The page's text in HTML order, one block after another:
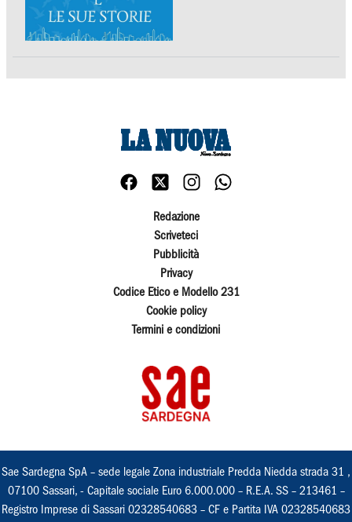
Redazione
Scriveteci
Pubblicità
Privacy
Codice Etico e Modello 231
Cookie policy
Termini e condizioni
Sae Sardegna SpA – sede legale Zona industriale Predda Niedda strada 31 ,
07100 Sassari, - Capitale sociale Euro 6.000.000 – R.E.A. SS – 213461 –
Registro Imprese di Sassari 02328540683 – CF e Partita IVA 02328540683